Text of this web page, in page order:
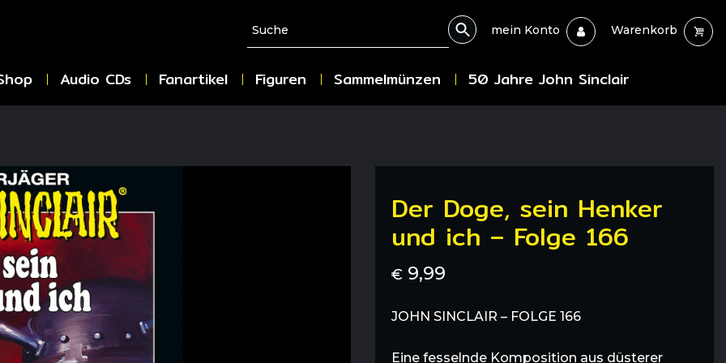
mein Konto Warenkorb
Audio CDs Fanartikel Figuren Sammelmünzen 50 Jahre John Sinclair
Der Doge, sein Henker
und ich – Folge 166
€ 9,99
JOHN SINCLAIR – FOLGE 166
Eine fesselnde Komposition aus düsterer